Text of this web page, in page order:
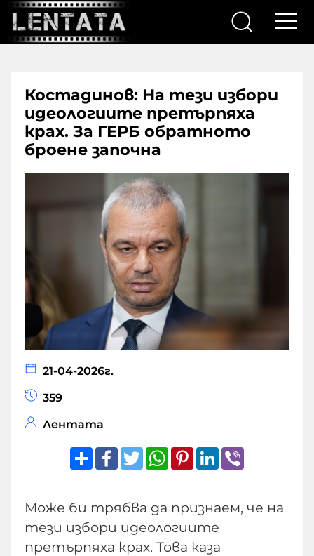
Костадинов: На тези избори
идеологиите претърпяха
крах. За ГЕРБ обратното
броене започна
21-04-2026г.
359
Лентата
ShareFacebook
TwitterWhatsApp
Pinterest
LinkedIn
Може би трябва да признаем, че на
тези избори идеологиите
претърпяха крах. Това каза